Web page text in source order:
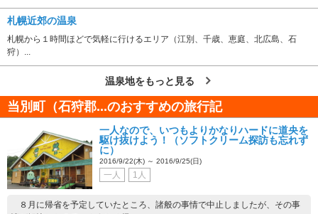
札幌近郊の温泉
札幌から１時間ほどで気軽に行けるエリア（江別、千歳、恵庭、北広島、石
狩）...
温泉地をもっと見る
当別町（石狩郡...のおすすめの旅行記
一人なので、いつもよりかなりハードに道央を
駆け抜けよう！（ソフトクリーム探訪も忘れず
に）
2016/9/22(木) ～ 2016/9/25(日)
一人 1人
８月に帰省を予定していたところ、諸般の事情で中止しましたが、その事